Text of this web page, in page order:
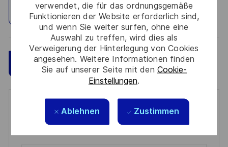
verwendet, die für das ordnungsgemäße
Funktionieren der Website erforderlich sind,
und wenn Sie weiter surfen, ohne eine
Auswahl zu treffen, wird dies als
Verweigerung der Hinterlegung von Cookies
angesehen. Weitere Informationen finden
Sie auf unserer Seite mit den Cookie-
Einstellungen.
Ablehnen Zustimmen
Standort erkunden
Jetzt bewerben Speichern
Get notified for similar jobs